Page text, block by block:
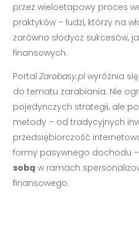
przez wieloetapowy proces
praktyków – ludzi, którzy na
zarówno słodycz sukcesów,
finansowych.
PortalZarobasy.pl wyróżnia
do tematu zarabiania. Nie
pojedynczych strategii, ale
metody – od tradycyjnych
przedsiębiorczość
formy pasywnego dochodu
sobą w ramach
finansowego.